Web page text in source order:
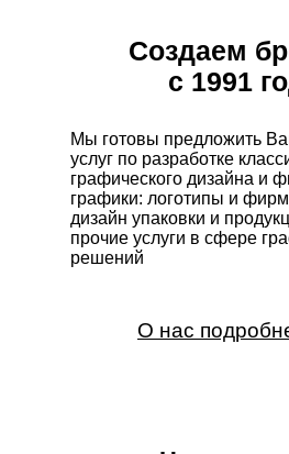
Создаем
с 1991
Мы готовы предложить
услуг по разработке
графического дизайна и
графики: логотипы и
дизайн упаковки и
прочие услуги в сфере
решений
О нас